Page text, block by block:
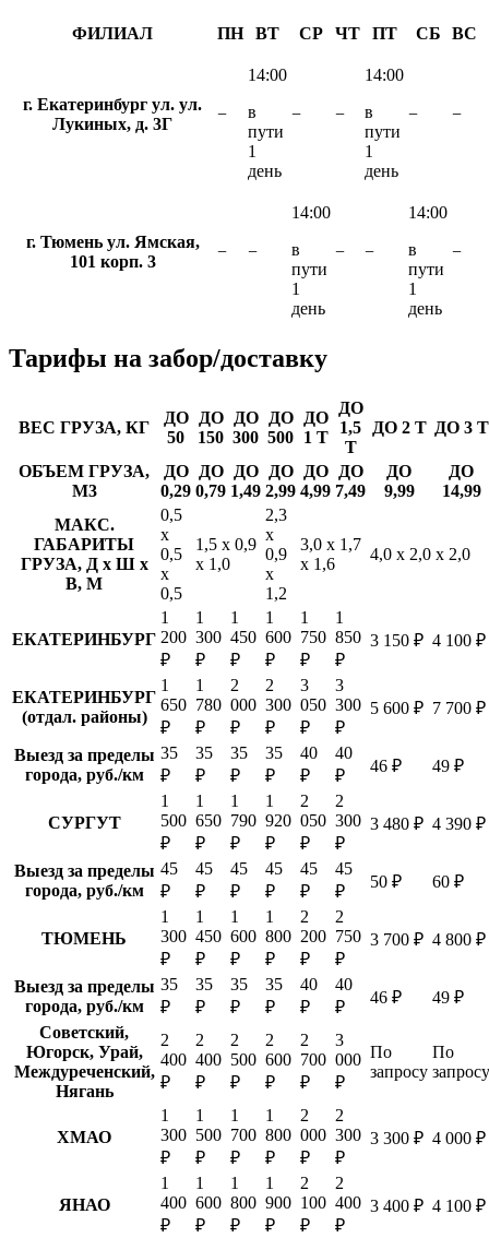
ФИЛИАЛ ПН ВТ СР ЧТ ПТ СБ ВС
г. Екатеринбург ул. ул.
Лукиных, д. 3Г
−
14:00
в
пути
1
день
− −
14:00
в
пути
1
день
− −
г. Тюмень ул. Ямская,
101 корп. 3
− −
14:00
в
пути
1
день
− −
14:00
в
пути
1
день
−
Тарифы на забор/доставку
ВЕС ГРУЗА, КГ
ДО
50
ДО
150
ДО
300
ДО
500
ДО
1 Т
ДО
1,5
Т
ДО 2 Т ДО 3 Т
ОБЪЕМ ГРУЗА,
М3
ДО
0,29
ДО
0,79
ДО
1,49
ДО
2,99
ДО
4,99
ДО
7,49
ДО
9,99
ДО
14,99
МАКС.
ГАБАРИТЫ
ГРУЗА, Д х Ш х
В, М
0,5
х
0,5
х
0,5
1,5 х 0,9
х 1,0
2,3
х
0,9
х
1,2
3,0 х 1,7
х 1,6
4,0 х 2,0 х 2,0
ЕКАТЕРИНБУРГ
1
200
₽
1
300
₽
1
450
₽
1
600
₽
1
750
₽
1
850
₽
3 150 ₽ 4 100 ₽
ЕКАТЕРИНБУРГ
(отдал. районы)
1
650
₽
1
780
₽
2
000
₽
2
300
₽
3
050
₽
3
300
₽
5 600 ₽ 7 700 ₽
Выезд за пределы
города, руб./км
35
₽
35
₽
35
₽
35
₽
40
₽
40
₽
46 ₽ 49 ₽
СУРГУТ
1
500
₽
1
650
₽
1
790
₽
1
920
₽
2
050
₽
2
300
₽
3 480 ₽ 4 390 ₽
Выезд за пределы
города, руб./км
45
₽
45
₽
45
₽
45
₽
45
₽
45
₽
50 ₽ 60 ₽
ТЮМЕНЬ
1
300
₽
1
450
₽
1
600
₽
1
800
₽
2
200
₽
2
750
₽
3 700 ₽ 4 800 ₽
Выезд за пределы
города, руб./км
35
₽
35
₽
35
₽
35
₽
40
₽
40
₽
46 ₽
49 ₽
Советский,
Югорск, Урай,
Междуреченский,
Нягань
2
400
₽
2
400
₽
2
500
₽
2
600
₽
2
700
₽
3
000
₽
По
запросу
По
запросу
ХМАО
1
300
₽
1
500
₽
1
700
₽
1
800
₽
2
000
₽
2
300
₽
3 300 ₽ 4 000 ₽
ЯНАО
1
400
₽
1
600
₽
1
800
₽
1
900
₽
2
100
₽
2
400
₽
3 400 ₽ 4 100 ₽